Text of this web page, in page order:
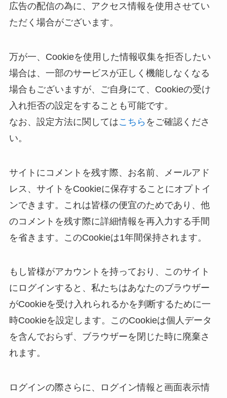
広告の配信の為に、アクセス情報を使用させてい
ただく場合がございます。
万が一、Cookieを使用した情報収集を拒否したい
場合は、一部のサービスが正しく機能しなくなる
場合もございますが、ご自身にて、Cookieの受け
入れ拒否の設定をすることも可能です。
なお、設定方法に関してはこちら をご確認くださ
い。
サイトにコメントを残す際、お名前、メールアド
レス、サイトをCookieに保存することにオプトイ
ンできます。これは皆様の便宜のためであり、他
のコメントを残す際に詳細情報を再入力する手間
を省きます。このCookieは1年間保持されます。
もし皆様がアカウントを持っており、このサイト
にログインすると、私たちはあなたのブラウザー
がCookieを受け入れられるかを判断するために一
時Cookieを設定します。このCookieは個人データ
を含んでおらず、ブラウザーを閉じた時に廃棄さ
れます。
ログインの際さらに、ログイン情報と画面表示情